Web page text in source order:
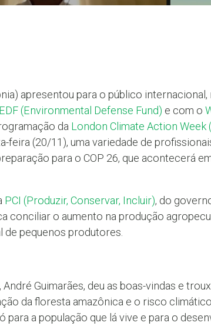
apresentou para o público internacional,
EDF (Environmental Defense Fund) e com o
da London Climate Action Week
feira (20/11), uma variedade de
para o COP 26, que acontecerá
PCI (Produzir, Conservar, Incluir), do
conciliar o aumento na produção
de pequenos produtores.
Guimarães, deu as boas-vindas e
da floresta amazônica e o risco
para a população que lá vive e para o